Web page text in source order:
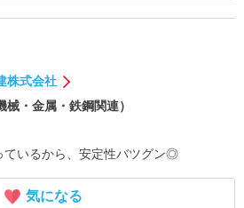
株式会社
械・金属・鉄鋼関連）
ているから、安定性バツグン◎
気になる